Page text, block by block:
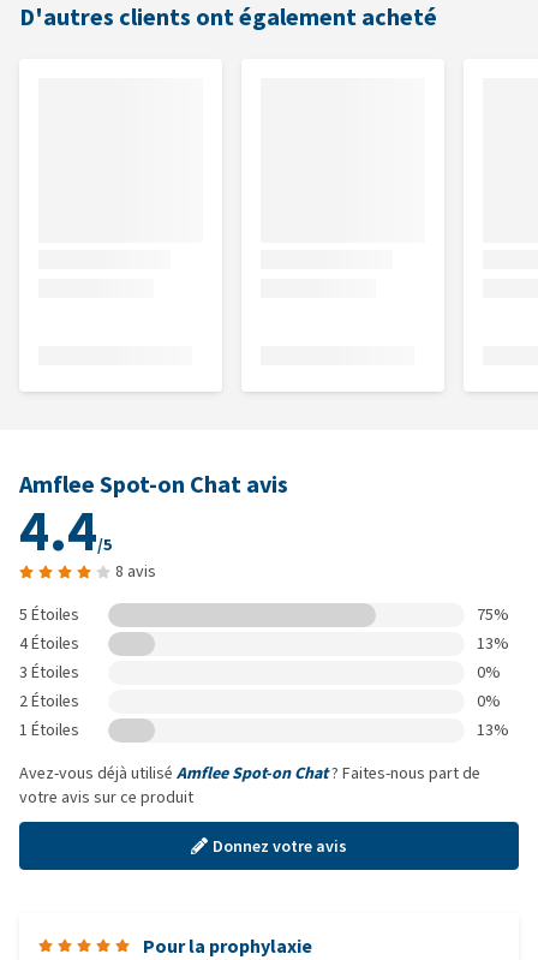
D'autres clients ont également acheté
Amflee Spot-on Chat avis
4.4/5
8 avis
5 Étoiles
75%
4 Étoiles
13%
3 Étoiles
0%
2 Étoiles
0%
1 Étoiles
13%
Avez-vous déjà utilisé Amflee Spot-on Chat? Faites-nous part de
votre avis sur ce produit
Donnez votre avis
Pour la prophylaxie